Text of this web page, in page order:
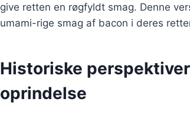
give retten en røgfyldt smag. Denne
umami-rige smag af bacon i deres
Historiske
oprindelse